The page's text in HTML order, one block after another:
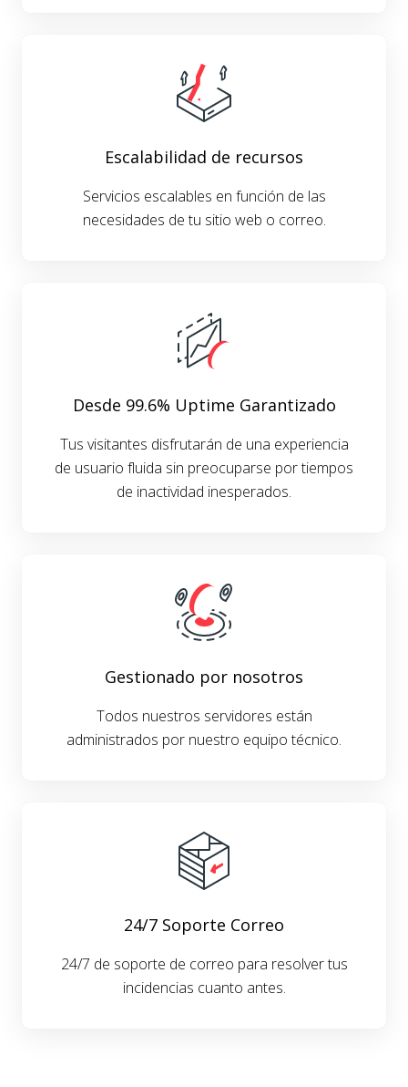
Escalabilidad de recursos
Servicios escalables en función de las
necesidades de tu sitio web o correo.
Desde 99.6% Uptime Garantizado
Tus visitantes disfrutarán de una experiencia
de usuario fluida sin preocuparse por tiempos
de inactividad inesperados.
Gestionado por nosotros
Todos nuestros servidores están
administrados por nuestro equipo técnico.
24/7 Soporte Correo
24/7 de soporte de correo para resolver tus
incidencias cuanto antes.